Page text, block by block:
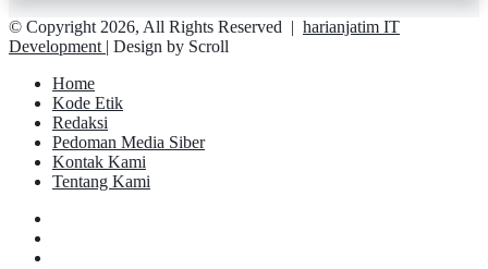
© Copyright 2026, All Rights Reserved | harianjatim IT
Development | Design by Scroll
Home
Kode Etik
Redaksi
Pedoman Media Siber
Kontak Kami
Tentang Kami